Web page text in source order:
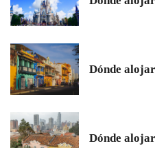
Dónde
Dónde